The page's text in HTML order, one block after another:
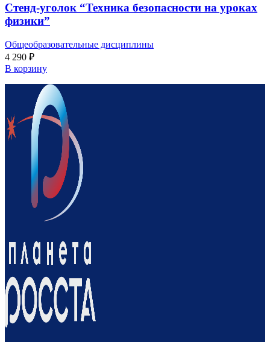
Стенд-уголок “Техника безопасности на уроках
физики”
Общеобразовательные дисциплины
4 290 ₽
В корзину